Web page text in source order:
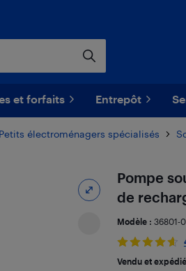
et forfaits Entrepôt
Petits électroménagers spécialisés
Pompe
de
Modèle : 36801-
Vendu et